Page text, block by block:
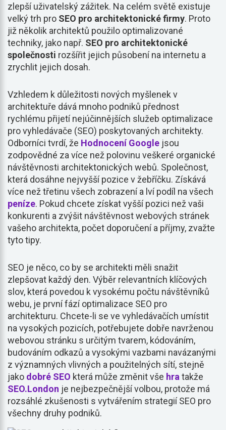
zlepší uživatelský zážitek. Na celém světě existuje
velký trh pro SEO pro architektonické firmy. Proto
již několik architektů použilo optimalizované
techniky, jako např. SEO pro architektonické
společnosti rozšířit jejich působení na internetu a
zrychlit jejich dosah.
Vzhledem k důležitosti nových myšlenek v
architektuře dává mnoho podniků přednost
rychlému přijetí nejúčinnějších služeb optimalizace
pro vyhledávače (SEO) poskytovaných architekty.
Odborníci tvrdí, že Hodnocení Google jsou
zodpovědné za více než polovinu veškeré organické
návštěvnosti architektonických webů. Společnost,
která dosáhne nejvyšší pozice v žebříčku. Získává
více než třetinu všech zobrazení a lví podíl na všech
peníze. Pokud chcete získat vyšší pozici než vaši
konkurenti a zvýšit návštěvnost webových stránek
vašeho architekta, počet doporučení a příjmy, zvažte
tyto tipy.
SEO je něco, co by se architekti měli snažit
zlepšovat každý den. Výběr relevantních klíčových
slov, která povedou k vysokému počtu návštěvníků
webu, je první fází optimalizace SEO pro
architekturu. Chcete-li se ve vyhledávačích umístit
na vysokých pozicích, potřebujete dobře navrženou
webovou stránku s určitým tvarem, kódováním,
budováním odkazů a vysokými vazbami navázanými
z významných vlivných a použitelných sítí, stejně
jako dobré SEO která může změnit vše hra takže
SEO.London je nejbezpečnější volbou, protože má
rozsáhlé zkušenosti s vytvářením strategií SEO pro
všechny druhy podniků.